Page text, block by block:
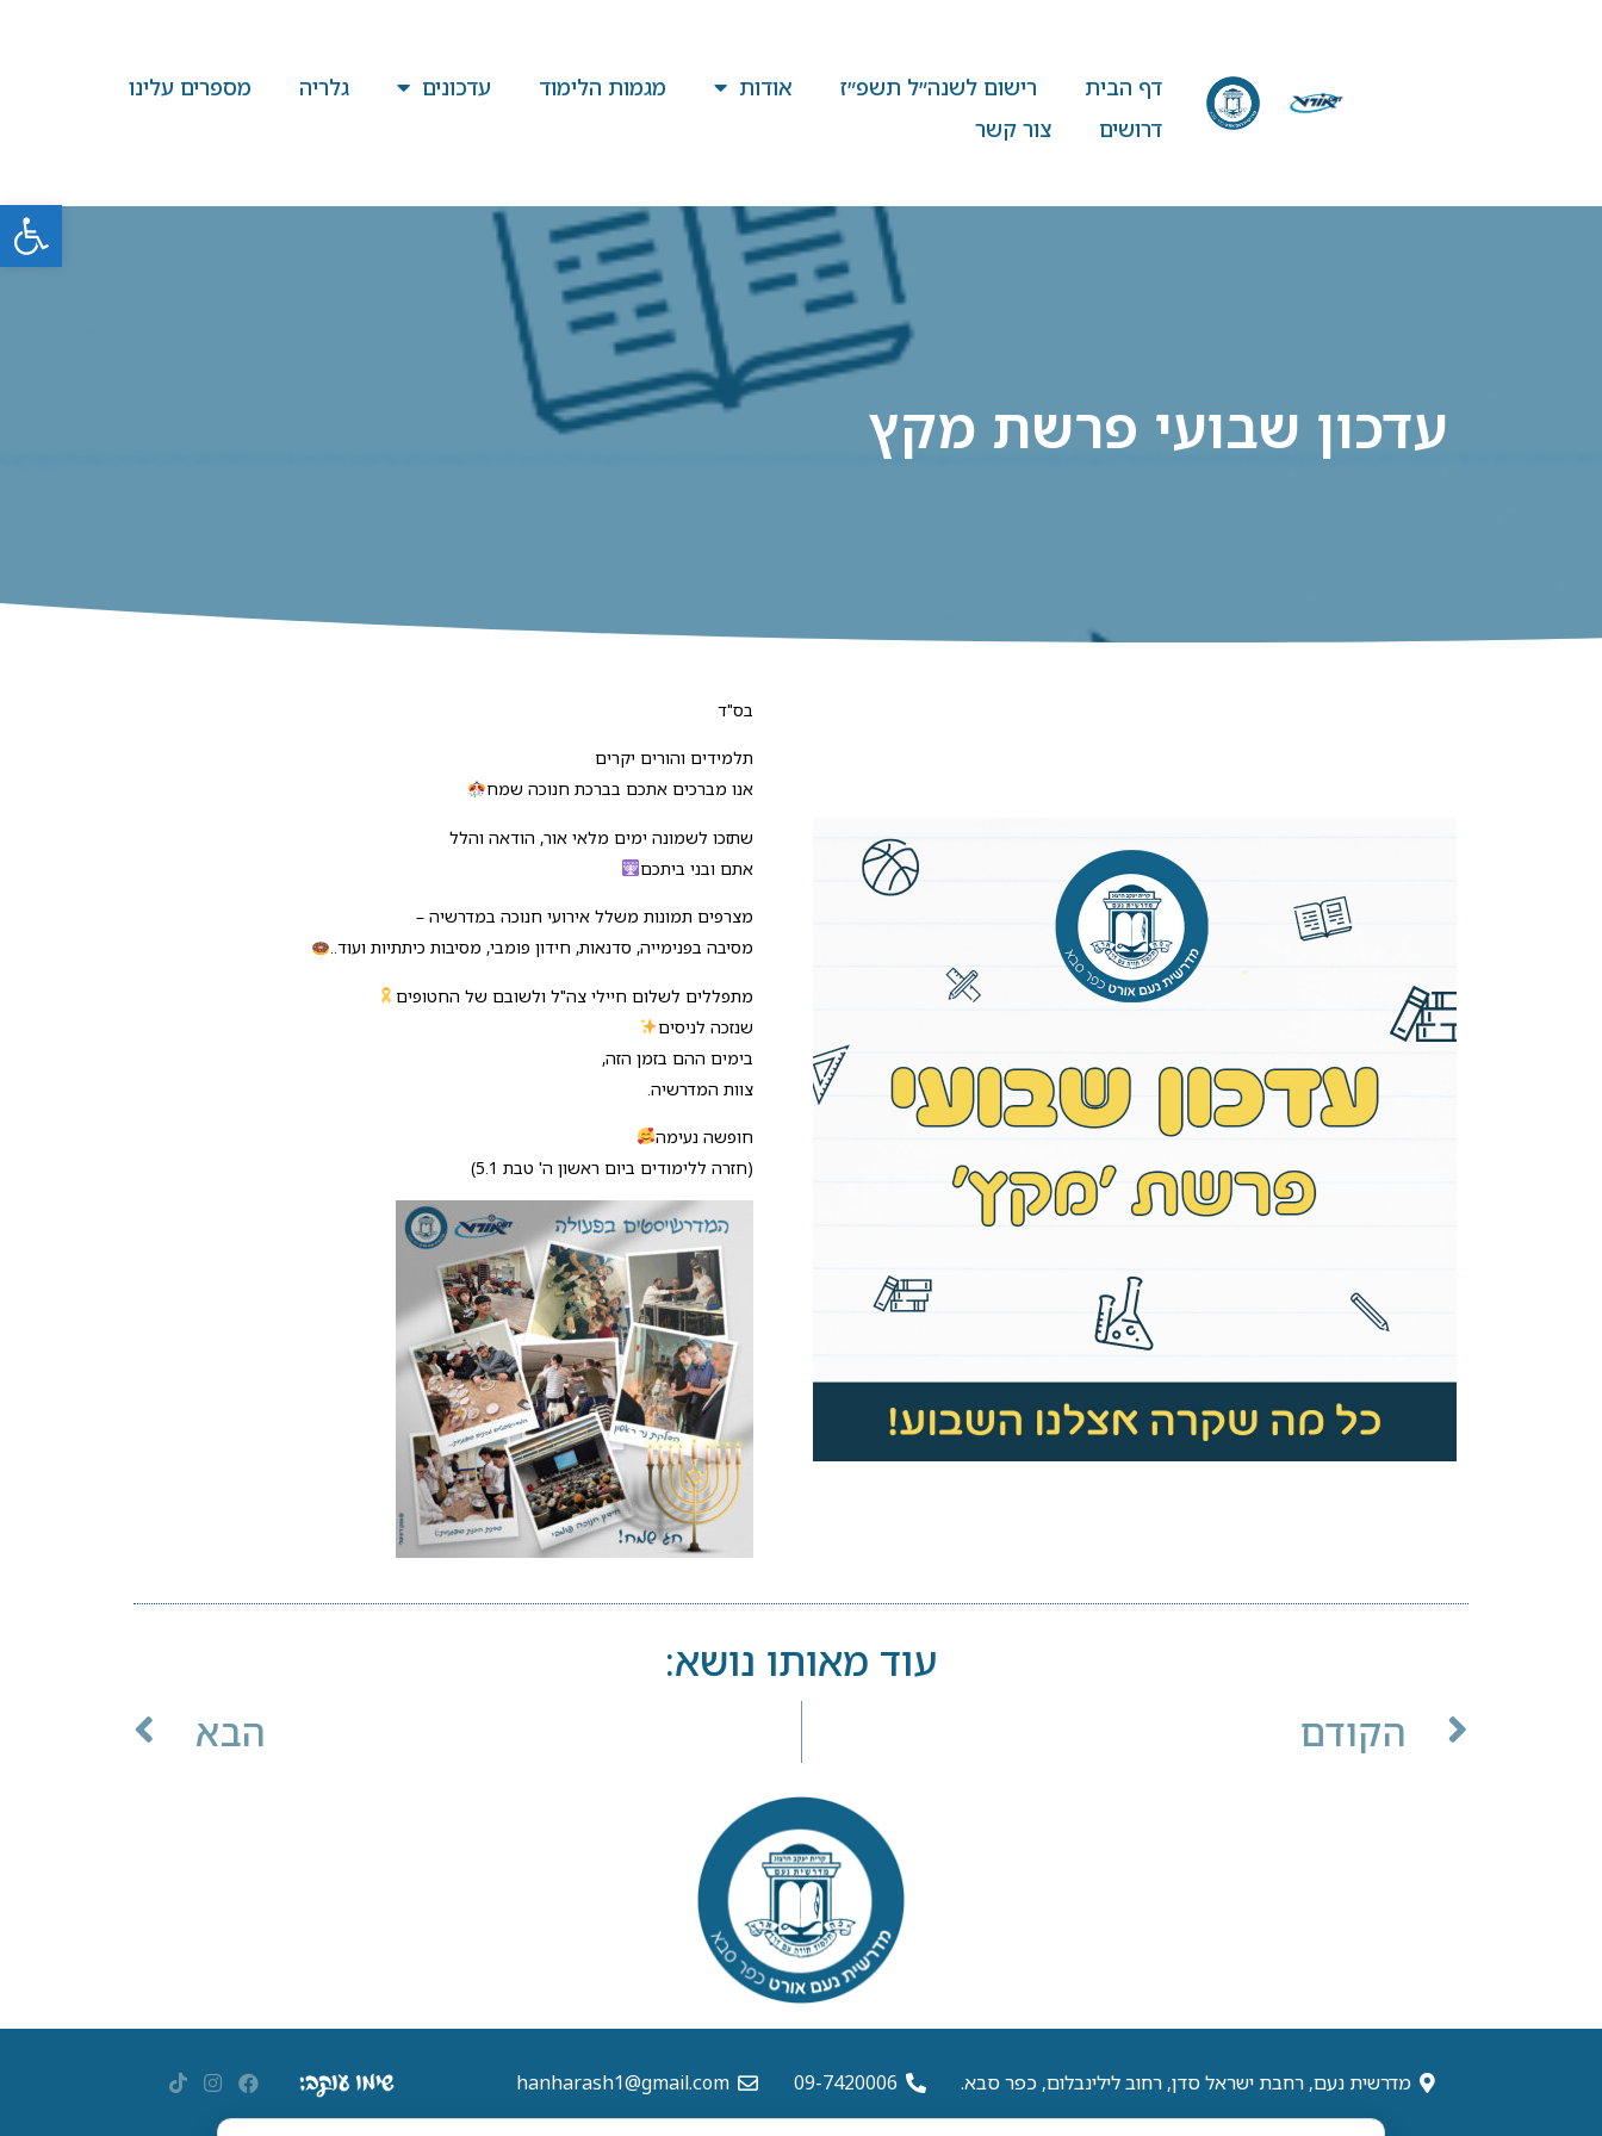
פתח
דף הבית רישום לשנה״ל תשפ״ז אודות מגמות הלימוד עדכונים גלריה
מספרים עלינו
דרושים
צור קשר
עדכון שבועי פרשת מקץ
בס"ד
תלמידים והורים יקרים
אנו מברכים אתכם בברכת חנוכה שמח
שתזכו לשמונה ימים מלאי אור, הודאה והלל
אתם ובני ביתכם
מצרפים תמונות משלל אירועי חנוכה במדרשיה –
מסיבה בפנימייה, סדנאות, חידון פומבי, מסיבות כיתתיות ועוד..
מתפללים לשלום חיילי צה"ל ולשובם של החטופים
שנזכה לניסים
בימים ההם בזמן הזה,
צוות המדרשיה.
חופשה נעימה
(חזרה ללימודים ביום ראשון ה' טבת 5.1)
עוד מאותו נושא:
הקודם הבא
מדרשית נעם, רחבת ישראל סדן, רחוב לילינבלום, כפר סבא. 09-7420006
hanharash1@gmail.com